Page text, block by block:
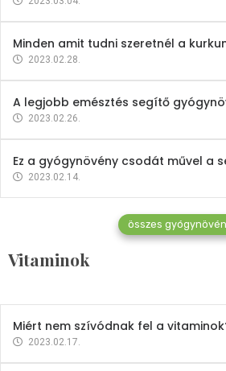
Minden amit tudni szeretnél a
2023.02.28.
A legjobb emésztés segítő
2023.02.26.
Ez a gyógynövény csodát művel a
2023.02.14.
összes
Vitaminok
Vitaminok
Mindent a B-12 vitaminról
2023.02.27.
Miért nem szívódnak fel a
2023.02.17.